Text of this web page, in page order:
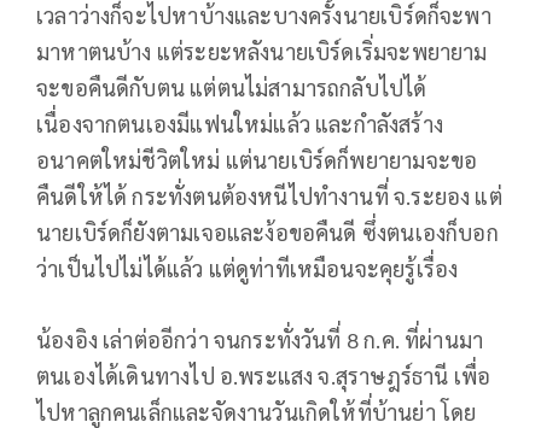
เวลาว่างก็จะไปหาบ้างและบางครั้งนายเบิร์ดก็จะพา
มาหาตนบ้าง แต่ระยะหลังนายเบิร์ดเริ่มจะพยายาม
จะขอคืนดีกับตน แต่ตนไม่สามารถกลับไปได้
เนื่องจากตนเองมีแฟนใหม่แล้ว และกำลังสร้าง
อนาคตใหม่ชีวิตใหม่ แต่นายเบิร์ดก็พยายามจะขอ
คืนดีให้ได้ กระทั่งตนต้องหนีไปทำงานที่ จ.ระยอง แต่
นายเบิร์ดก็ยังตามเจอและง้อขอคืนดี ซึ่งตนเองก็บอก
ว่าเป็นไปไม่ได้แล้ว แต่ดูท่าทีเหมือนจะคุยรู้เรื่อง
น้องอิง เล่าต่ออีกว่า จนกระทั่งวันที่ 8 ก.ค. ที่ผ่านมา
ตนเองได้เดินทางไป อ.พระแสง จ.สุราษฎร์ธานี เพื่อ
ไปหาลูกคนเล็กและจัดงานวันเกิดให้ที่บ้านย่า โดย